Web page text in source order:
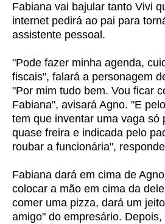
Fabiana vai bajular tanto Vivi
internet pedirá ao pai para
assistente pessoal.
"Pode fazer minha agenda,
fiscais", falará a personagem
"Por mim tudo bem. Vou ficar
Fabiana", avisará Agno. "E
tem que inventar uma vaga só
quase freira e indicada pelo
roubar a funcionária",
Fabiana dará em cima de
colocar a mão em cima da
comer uma pizza, dará um
amigo" do empresário.